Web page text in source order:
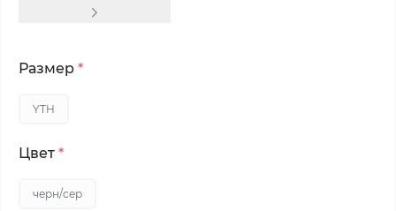
Размер *
YTH
Цвет *
черн/сер